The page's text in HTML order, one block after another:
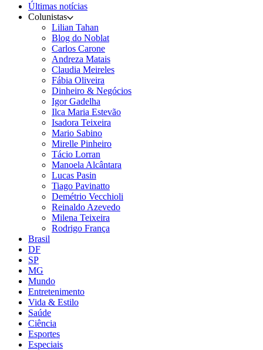
Últimas notícias
Colunistas
Lilian Tahan
Blog do Noblat
Carlos Carone
Andreza Matais
Claudia Meireles
Fábia Oliveira
Dinheiro & Negócios
Igor Gadelha
Ilca Maria Estevão
Isadora Teixeira
Mario Sabino
Mirelle Pinheiro
Tácio Lorran
Manoela Alcântara
Lucas Pasin
Tiago Pavinatto
Demétrio Vecchioli
Reinaldo Azevedo
Milena Teixeira
Rodrigo França
Brasil
DF
SP
MG
Mundo
Entretenimento
Vida & Estilo
Saúde
Ciência
Esportes
Especiais